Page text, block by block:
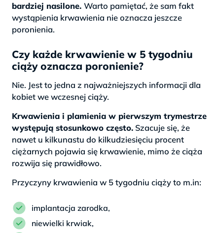
bardziej nasilone. Warto pamiętać, że sam fakt
wystąpienia krwawienia nie oznacza jeszcze
poronienia.
Czy każde krwawienie w 5 tygodniu
ciąży oznacza poronienie?
Nie. Jest to jedna z najważniejszych informacji dla
kobiet we wczesnej ciąży.
Krwawienia i plamienia w pierwszym trymestrze
występują stosunkowo często. Szacuje się, że
nawet u kilkunastu do kilkudziesięciu procent
ciężarnych pojawia się krwawienie, mimo że ciąża
rozwija się prawidłowo.
Przyczyny krwawienia w 5 tygodniu ciąży to m.in:
implantacja zarodka,
niewielki krwiak,